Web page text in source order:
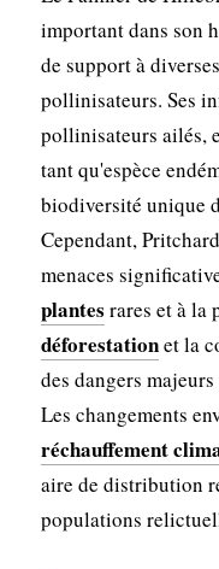
important dans son
de support à
pollinisateurs. Ses
pollinisateurs ailés,
tant qu'espèce
biodiversité unique
Cependant,
menaces
plantes rares et à la
déforestationet la
des dangers
Les changements
réchauffement
aire de distribution
populations